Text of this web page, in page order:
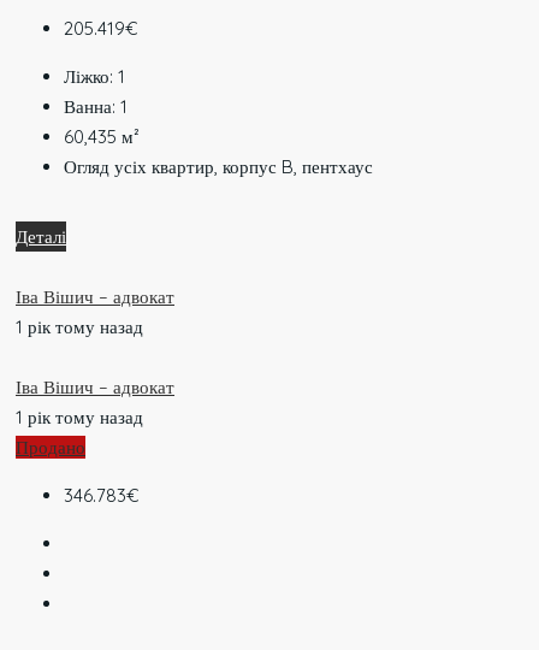
205.419€
Ліжко: 1
Ванна: 1
60,435 м²
Огляд усіх квартир, корпус B, пентхаус
Деталі
Іва Вішич – адвокат
1 рік тому назад
Іва Вішич – адвокат
1 рік тому назад
Продано
346.783€